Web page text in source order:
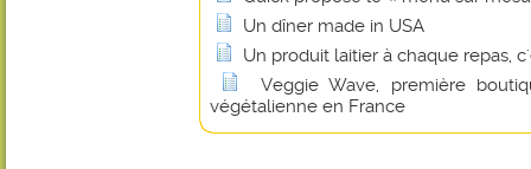
Un dîner made in USA
Un produit laitier à chaque repas,
Veggie Wave, première
végétalienne en France